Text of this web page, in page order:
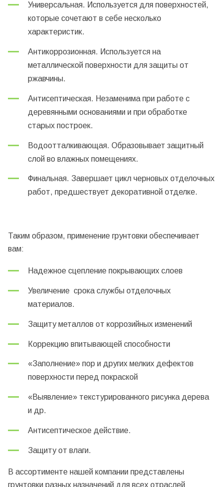
Универсальная. Используется для поверхностей,
которые сочетают в себе несколько
характеристик.
Антикоррозионная. Используется на
металлической поверхности для защиты от
ржавчины.
Антисептическая. Незаменима при работе с
деревянными основаниями и при обработке
старых построек.
Водоотталкивающая. Образовывает защитный
слой во влажных помещениях.
Финальная. Завершает цикл черновых отделочных
работ, предшествует декоративной отделке.
Таким образом, применение грунтовки обеспечивает
вам:
Надежное сцепление покрывающих слоев
Увеличение срока службы отделочных
материалов.
Защиту металлов от коррозийных изменений
Коррекцию впитывающей способности
«Заполнение» пор и других мелких дефектов
поверхности перед покраской
«Выявление» текстурированного рисунка дерева
и др.
Антисептическое действие.
Защиту от влаги.
В ассортименте нашей компании представлены
грунтовки разных назначений для всех отраслей